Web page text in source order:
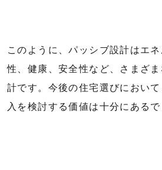
このように、パッシブ設計はエ
性、健康、安全性など、さまざ
計です。今後の住宅選びにおい
入を検討する価値は十分にあるで